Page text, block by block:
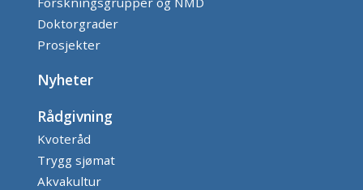
Doktorgrader
Prosjekter
Nyheter
Rådgivning
Kvoteråd
Trygg sjømat
Akvakultur